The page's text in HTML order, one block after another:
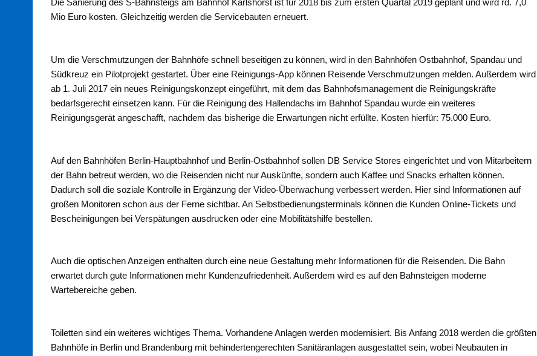
Die Sanierung des S-Bahnsteigs am Bahnhof Karlshorst ist für 2018 bis zum ersten Quartal 2019 geplant und wird rd. 7,0
Mio Euro kosten. Gleichzeitig werden die Servicebauten erneuert.
Um die Verschmutzungen der Bahnhöfe schnell beseitigen zu können, wird in den Bahnhöfen Ostbahnhof, Spandau und
Südkreuz ein Pilotprojekt gestartet. Über eine Reinigungs-App können Reisende Verschmutzungen melden. Außerdem wird
ab 1. Juli 2017 ein neues Reinigungskonzept eingeführt, mit dem das Bahnhofsmanagement die Reinigungskräfte
bedarfsgerecht einsetzen kann. Für die Reinigung des Hallendachs im Bahnhof Spandau wurde ein weiteres
Reinigungsgerät angeschafft, nachdem das bisherige die Erwartungen nicht erfüllte. Kosten hierfür: 75.000 Euro.
Auf den Bahnhöfen Berlin-Hauptbahnhof und Berlin-Ostbahnhof sollen DB Service Stores eingerichtet und von Mitarbeitern
der Bahn betreut werden, wo die Reisenden nicht nur Auskünfte, sondern auch Kaffee und Snacks erhalten können.
Dadurch soll die soziale Kontrolle in Ergänzung der Video-Überwachung verbessert werden. Hier sind Informationen auf
großen Monitoren schon aus der Ferne sichtbar. An Selbstbedienungsterminals können die Kunden Online-Tickets und
Bescheinigungen bei Verspätungen ausdrucken oder eine Mobilitätshilfe bestellen.
Auch die optischen Anzeigen enthalten durch eine neue Gestaltung mehr Informationen für die Reisenden. Die Bahn
erwartet durch gute Informationen mehr Kundenzufriedenheit. Außerdem wird es auf den Bahnsteigen moderne
Wartebereiche geben.
Toiletten sind ein weiteres wichtiges Thema. Vorhandene Anlagen werden modernisiert. Bis Anfang 2018 werden die größten
Bahnhöfe in Berlin und Brandenburg mit behindertengerechten Sanitäranlagen ausgestattet sein, wobei Neubauten in